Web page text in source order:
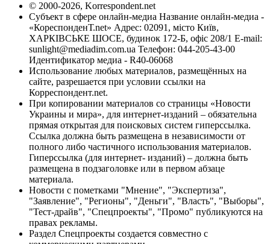
© 2000-2026, Korrespondent.net
Субъект в сфере онлайн-медиа Название онлайн-медиа -
«КореспонденТ.net» Адрес: 02091, місто Київ,
ХАРКІВСЬКЕ ШОСЕ, будинок 172-Б, офіс 208/1 E-mail:
sunlight@mediadim.com.ua Телефон: 044-205-43-00
Идентификатор медиа - R40-06068
Использование любых материалов, размещённых на
сайте, разрешается при условии ссылки на
Корреспондент.net.
При копировании материалов со страницы «Новости
Украины и мира», для интернет-изданий – обязательна
прямая открытая для поисковых систем гиперссылка.
Ссылка должна быть размещена в независимости от
полного либо частичного использования материалов.
Гиперссылка (для интернет- изданий) – должна быть
размещена в подзаголовке или в первом абзаце
материала.
Новости с пометками "Мнение", "Экспертиза",
"Заявление", "Регионы", "Деньги", "Власть", "Выборы",
"Тест-драйв", "Спецпроекты", "Промо" публикуются на
правах рекламы.
Раздел Спецпроекты создается совместно с